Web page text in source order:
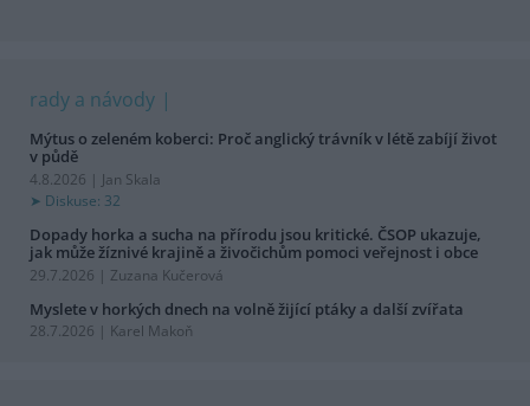
rady a návody
Mýtus o zeleném koberci: Proč anglický trávník v létě zabíjí život
v půdě
4.8.2026 | Jan Skala
Diskuse: 32
Dopady horka a sucha na přírodu jsou kritické. ČSOP ukazuje,
jak může žíznivé krajině a živočichům pomoci veřejnost i obce
29.7.2026 | Zuzana Kučerová
Myslete v horkých dnech na volně žijící ptáky a další zvířata
28.7.2026 | Karel Makoň